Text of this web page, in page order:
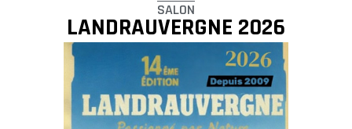
SALON
LANDRAUVERGNE 2026